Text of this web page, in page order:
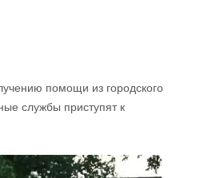
помощи из городского
службы приступят к